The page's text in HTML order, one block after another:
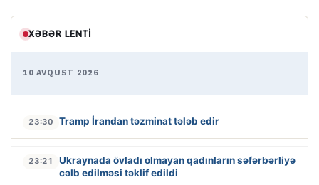
XƏBƏR LENTI
10 AVQUST 2026
23:30 Tramp İrandan təzminat tələb edir
23:21
Ukraynada övladı olmayan qadınların səfərbərliyə
cəlb edilməsi təklif edildi